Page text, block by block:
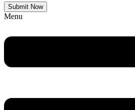
Submit Now
Menu